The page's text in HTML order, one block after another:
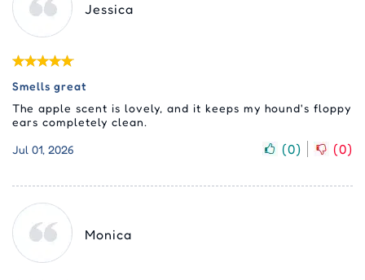
Jessica
Smells great
The apple scent is lovely, and it keeps my hound's floppy
ears completely clean.
Jul 01, 2026
(0) (0)
Monica